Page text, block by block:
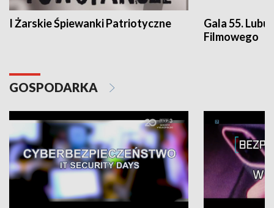
I Żarskie Śpiewanki Patriotyczne
Gala 55.
Filmowego
GOSPODARKA